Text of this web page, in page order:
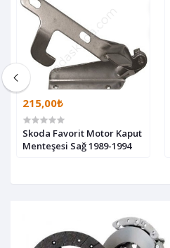
215,00₺
Skoda Favorit Motor Kaput
Menteşesi Sağ 1989-1994